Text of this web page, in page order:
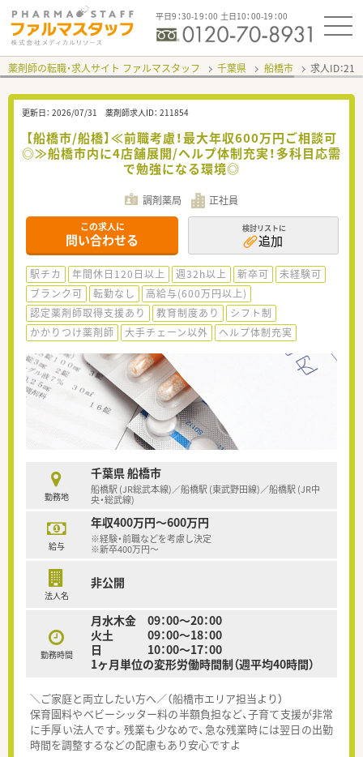
平日9：30-19：00 土日10：00-19：00
薬剤師の転職・求人サイト ファルマスタッフ 千葉県 船橋市 求人ID：
更新日： 2026/07/31 薬剤師求人ID： 211854
【船橋市/船橋】≪前職考慮！最大年収600万円ご相談可
◎≫船橋市内に4店舗展開/ヘルプ体制充実！多科目応需
で勉強になる環境◎
調剤薬局 正社員
この求人に
問い合わせる
検討リストに
追加
駅チカ 年間休日120日以上 週32h以上 新卒可
未経験可
ブランク可
転勤なし
高給与(600万円以上)
認定薬剤師取得支援あり
教育制度あり
シフト制
かかりつけ薬剤師
大手チェーン以外 ヘルプ体制充実
勤務地
千葉県 船橋市
船橋駅 (JR総武本線)／船橋駅 (東武野田線)／船橋駅 (JR中
央・総武線)
給与
年収400万円～600万円
※経験・前職などを考慮し決定
※新卒400万円～
法人名
非公開
勤務時間
月水木金 09：00～20：00
火土 09：00～18：00
日 10：00～17：00
1ヶ月単位の変形労働時間制（週平均40時間）
＼ご家庭と両立したい方へ／（船橋市エリア担当より）
保育園料やベビーシッター料の半額負担など、子育て支援が非常
に手厚い法人です。残業も少なめで、急な残業時には翌日の出勤
時間を調整するなどの配慮もあり安心ですよ